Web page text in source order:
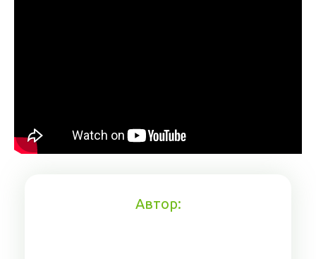
Автор: